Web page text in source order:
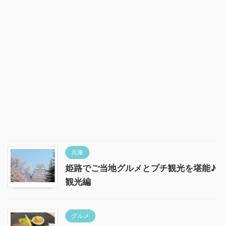
兵庫
姫路でご当地グルメとプチ観光を堪能♪
観光編
グルメ